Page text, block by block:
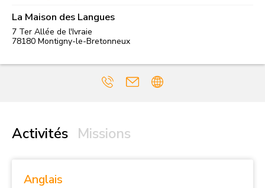
La Maison des Langues
7 Ter Allée de l'Ivraie
78180 Montigny-le-Bretonneux
Activités Missions
Anglais